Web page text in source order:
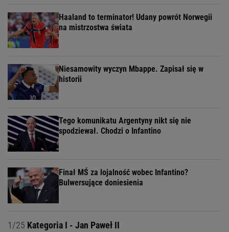
Haaland to terminator! Udany powrót Norwegii
na mistrzostwa świata
Niesamowity wyczyn Mbappe. Zapisał się w
historii
Tego komunikatu Argentyny nikt się nie
spodziewał. Chodzi o Infantino
Finał MŚ za lojalność wobec Infantino?
Bulwersujące doniesienia
1/25 Kategoria I - Jan Paweł II